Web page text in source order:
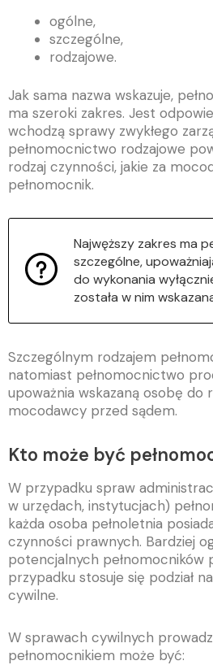
ogólne,
szczególne,
rodzajowe.
Jak sama nazwa wskazuje,
ma szeroki zakres. Jest
wchodzą sprawy zwykłego
pełnomocnictwo rodzajowe
rodzaj czynności, jakie za
pełnomocnik.
Najwęższy zakres ma
szczególne,
do wykonania
została w nim
Szczególnym rodzajem
natomiast pełnomocnictwo
upoważnia wskazaną osobę do
mocodawcy przed sądem.
Kto może być
W przypadku spraw
w urzędach, instytucjach)
każda osoba pełnoletnia
czynności prawnych. Bardziej
potencjalnych pełnomocników
przypadku stosuje się podział
cywilne.
W sprawach cywilnych
pełnomocnikiem może być: